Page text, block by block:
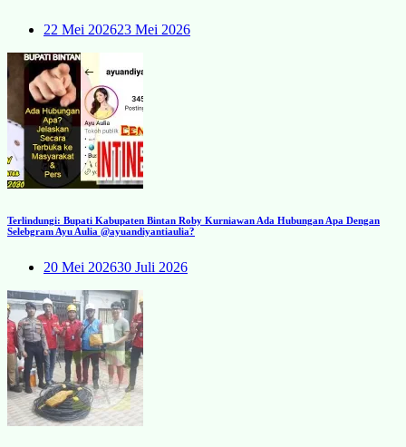
22 Mei 202623 Mei 2026
Terlindungi: Bupati Kabupaten Bintan Roby Kurniawan Ada Hubungan Apa Dengan
Selebgram Ayu Aulia @ayuandiyantiaulia?
20 Mei 202630 Juli 2026